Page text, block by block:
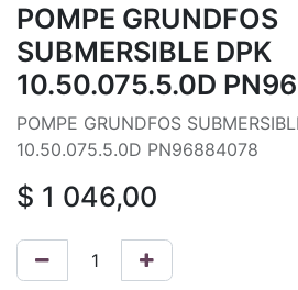
POMPE GRUNDFOS
SUBMERSIBLE DPK
10.50.075.5.0D
POMPE GRUNDFOS
10.50.075.5.0D PN96884078
$ 1 046,00